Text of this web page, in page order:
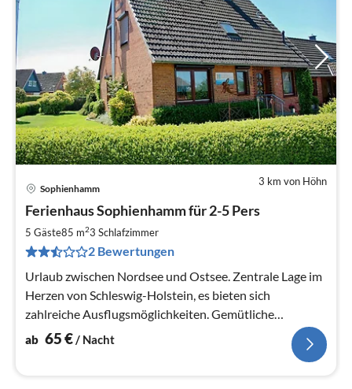
3 km von Höhn
Sophienhamm
Ferienhaus Sophienhamm für 2-5 Pers
5 Gäste85 m23 Schlafzimmer
2 Bewertungen
Urlaub zwischen Nordsee und Ostsee. Zentrale Lage im
Herzen von Schleswig-Holstein, es bieten sich
zahlreiche Ausflugsmöglichkeiten. Gemütliche
Haushälfte mit Garten und Terrasse.
ab 65€/ Nacht